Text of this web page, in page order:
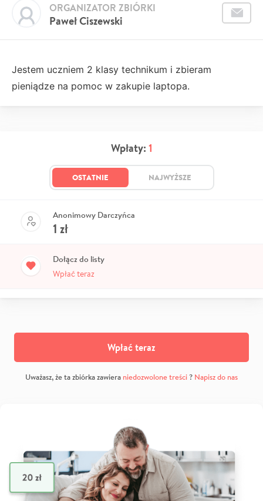
Paweł Ciszewski
ORGANIZATOR ZBIÓRKI
Jestem uczniem 2 klasy technikum i zbieram
pieniądze na pomoc w zakupie laptopa.
Wpłaty: 1
OSTATNIE NAJWYŻSZE
Anonimowy Darczyńca
1 zł
Dołącz do listy
Wpłać teraz
Wpłać teraz
Uważasz, że ta zbiórka zawiera niedozwolone treści? Napisz do nas